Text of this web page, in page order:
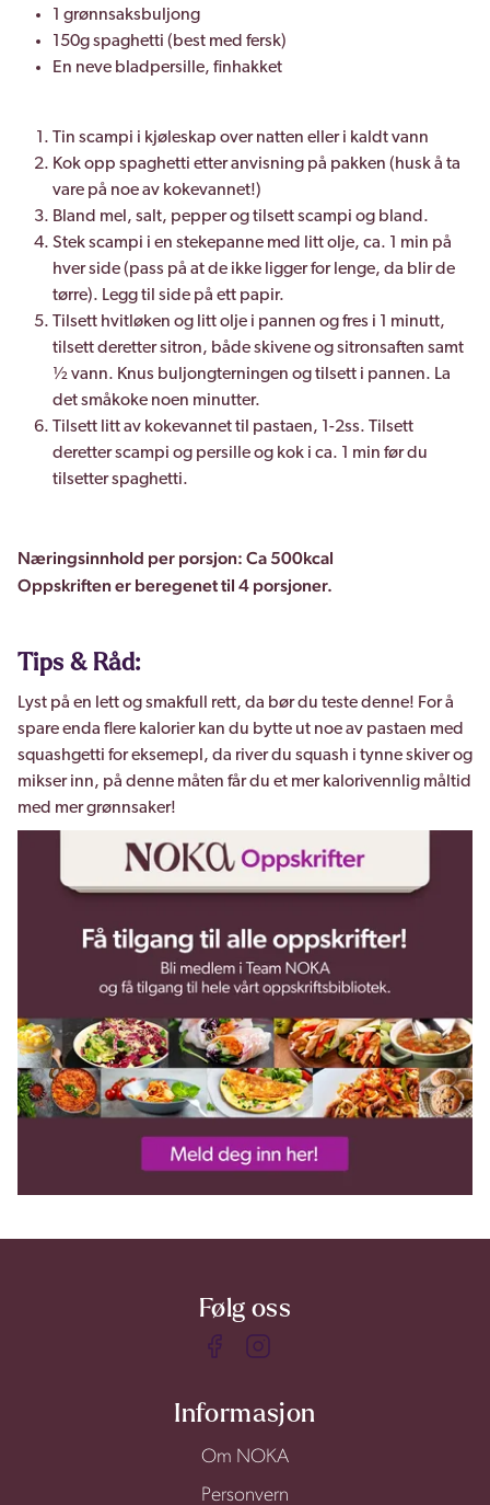
1 grønnsaksbuljong
150g spaghetti (best med fersk)
En neve bladpersille, finhakket
Tin scampi i kjøleskap over natten eller i kaldt vann
Kok opp spaghetti etter anvisning på pakken (husk å ta
vare på noe av kokevannet!)
Bland mel, salt, pepper og tilsett scampi og bland.
Stek scampi i en stekepanne med litt olje, ca. 1 min på
hver side (pass på at de ikke ligger for lenge, da blir de
tørre). Legg til side på ett papir.
Tilsett hvitløken og litt olje i pannen og fres i 1 minutt,
tilsett deretter sitron, både skivene og sitronsaften samt
½ vann. Knus buljongterningen og tilsett i pannen. La
det småkoke noen minutter.
Tilsett litt av kokevannet til pastaen, 1-2ss. Tilsett
deretter scampi og persille og kok i ca. 1 min før du
tilsetter spaghetti.
Næringsinnhold per porsjon: Ca 500kcal
Oppskriften er beregenet til 4 porsjoner.
Tips & Råd:
Lyst på en lett og smakfull rett, da bør du teste denne! For å
spare enda flere kalorier kan du bytte ut noe av pastaen med
squashgetti for eksemepl, da river du squash i tynne skiver og
mikser inn, på denne måten får du et mer kalorivennlig måltid
med mer grønnsaker!
Følg oss
Informasjon
Om NOKA
Personvern